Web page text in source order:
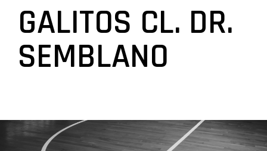
CLUBES
AGENTES
AGENDA
ÁREA TÉCNICA
PROJETOS
GALITOS CL. DR.
SEMBLANO